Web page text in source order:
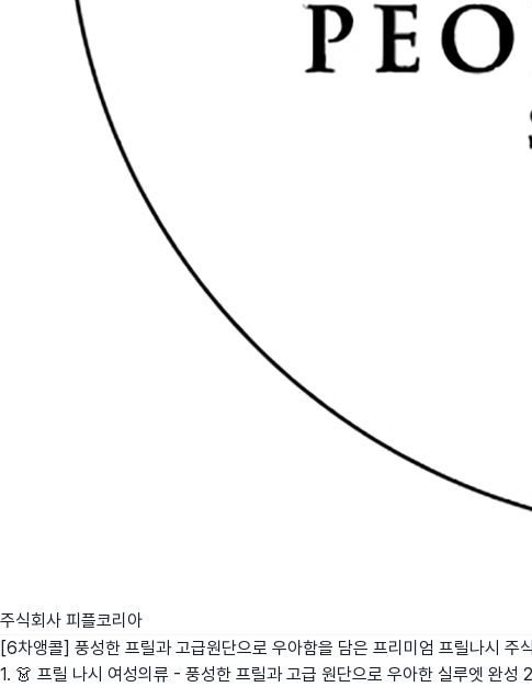
주식회사 피플코리아
[6차앵콜] 풍성한 프릴과 고급원단으로 우아함을 담은 프리미엄 프릴나시 주
1. 👗 프릴 나시 여성의류 - 풍성한 프릴과 고급 원단으로 우아한 실루엣 완